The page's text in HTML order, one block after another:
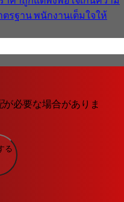
รฐาน พนักงานเต็มใจให้
が必要な場合がありま
る